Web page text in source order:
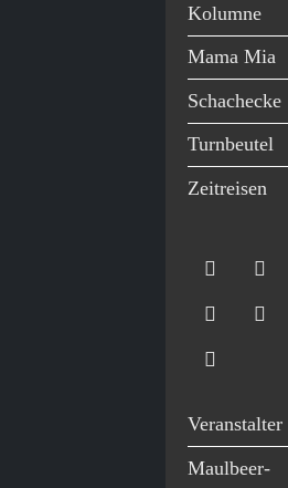
Kolumne
Mama Mia
Schachecke
Turnbeutel
Zeitreisen
Veranstalter
Maulbeer-